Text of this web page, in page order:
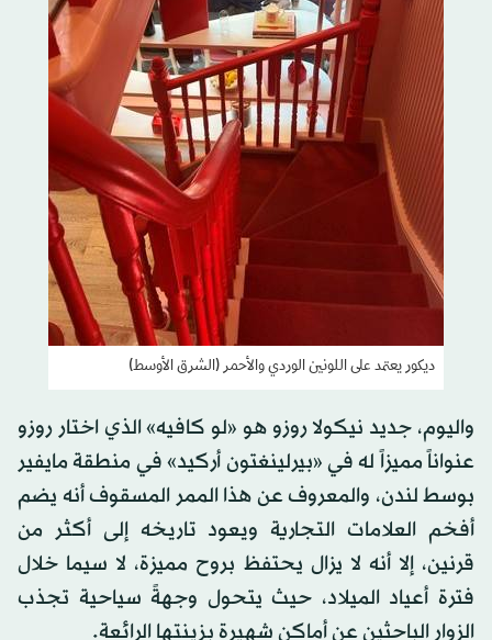
ديكور يعتمد على اللونين الوردي والأحمر (الشرق الأوسط)
واليوم، جديد نيكولا روزو هو «لو كافيه» الذي اختار روزو
عنواناً مميزاً له في «بيرلينغتون أركيد» في منطقة مايفير
بوسط لندن، والمعروف عن هذا الممر المسقوف أنه يضم
أفخم العلامات التجارية ويعود تاريخه إلى أكثر من
قرنين، إلا أنه لا يزال يحتفظ بروح مميزة، لا سيما خلال
فترة أعياد الميلاد، حيث يتحول وجهةً سياحية تجذب
الزوار الباحثين عن أماكن شهيرة بزينتها الرائعة.